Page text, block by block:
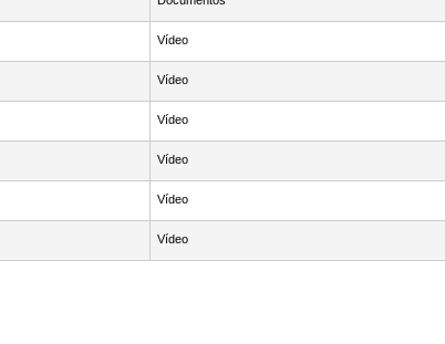
Vídeo
Vídeo
Vídeo
Vídeo
Vídeo
Vídeo